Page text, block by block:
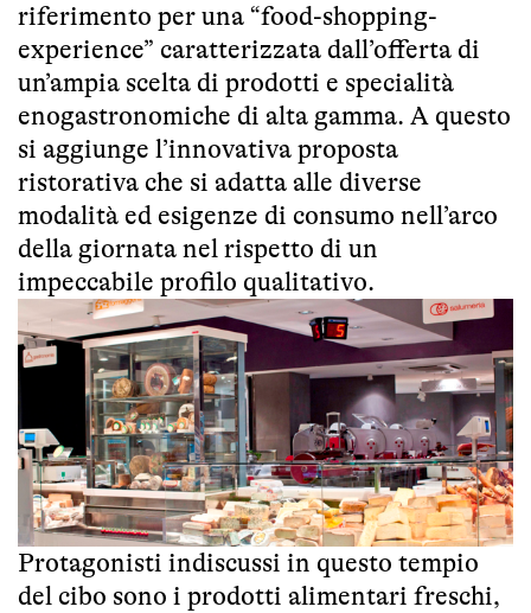
riferimento per una “food-shopping-
experience” caratterizzata dall’offerta di
un’ampia scelta di prodotti e specialità
enogastronomiche di alta gamma. A questo
si aggiunge l’innovativa proposta
ristorativa che si adatta alle diverse
modalità ed esigenze di consumo nell’arco
della giornata nel rispetto di un
impeccabile profilo qualitativo.
Protagonisti indiscussi in questo tempio
del cibo sono i prodotti alimentari freschi,